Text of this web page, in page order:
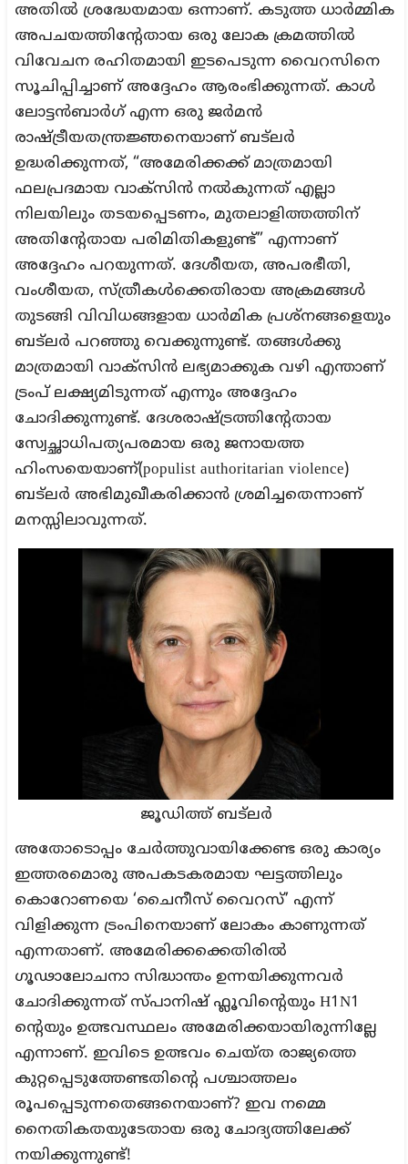
അതിൽ ശ്രദ്ധേയമായ ഒന്നാണ്. കടുത്ത ധാർമ്മിക
അപചയത്തിന്റേതായ ഒരു ലോക ക്രമത്തിൽ
വിവേചന രഹിതമായി ഇടപെടുന്ന വൈറസിനെ
സൂചിപ്പിച്ചാണ് അദ്ദേഹം ആരംഭിക്കുന്നത്. കാൾ
ലോട്ടൻബാർഗ് എന്ന ഒരു ജർമൻ
രാഷ്ട്രീയതന്ത്രജ്ഞനെയാണ് ബട്‌ലർ
ഉദ്ധരിക്കുന്നത്, “അമേരിക്കക്ക് മാത്രമായി
ഫലപ്രദമായ വാക്സിൻ നൽകുന്നത് എല്ലാ
നിലയിലും തടയപ്പെടണം, മുതലാളിത്തത്തിന്
അതിന്റേതായ പരിമിതികളുണ്ട്” എന്നാണ്
അദ്ദേഹം പറയുന്നത്. ദേശീയത, അപരഭീതി,
വംശീയത, സ്ത്രീകൾക്കെതിരായ അക്രമങ്ങൾ
തുടങ്ങി വിവിധങ്ങളായ ധാർമിക പ്രശ്നങ്ങളെയും
ബട്‌ലർ പറഞ്ഞു വെക്കുന്നുണ്ട്. തങ്ങൾക്കു
മാത്രമായി വാക്സിൻ ലഭ്യമാക്കുക വഴി എന്താണ്
ട്രംപ് ലക്ഷ്യമിടുന്നത് എന്നും അദ്ദേഹം
ചോദിക്കുന്നുണ്ട്. ദേശരാഷ്ട്രത്തിന്റേതായ
സ്വേച്ഛാധിപത്യപരമായ ഒരു ജനായത്ത
ഹിംസയെയാണ്(populist authoritarian violence)
ബട്‌ലർ അഭിമുഖീകരിക്കാൻ ശ്രമിച്ചതെന്നാണ്
മനസ്സിലാവുന്നത്.
ജൂഡിത്ത് ബട്ലര്‍
അതോടൊപ്പം ചേർത്തുവായിക്കേണ്ട ഒരു കാര്യം
ഇത്തരമൊരു അപകടകരമായ ഘട്ടത്തിലും
കൊറോണയെ ‘ചൈനീസ് വൈറസ്’ എന്ന്
വിളിക്കുന്ന ട്രംപിനെയാണ് ലോകം കാണുന്നത്
എന്നതാണ്. അമേരിക്കക്കെതിരിൽ
ഗൂഢാലോചനാ സിദ്ധാന്തം ഉന്നയിക്കുന്നവർ
ചോദിക്കുന്നത് സ്പാനിഷ് ഫ്ലൂവിന്റെയും H1N1
ന്റെയും ഉത്ഭവസ്ഥലം അമേരിക്കയായിരുന്നില്ലേ
എന്നാണ്. ഇവിടെ ഉത്ഭവം ചെയ്ത രാജ്യത്തെ
കുറ്റപ്പെടുത്തേണ്ടതിന്റെ പശ്ചാത്തലം
രൂപപ്പെടുന്നതെങ്ങനെയാണ്? ഇവ നമ്മെ
നൈതികതയുടേതായ ഒരു ചോദ്യത്തിലേക്ക്
നയിക്കുന്നുണ്ട്!